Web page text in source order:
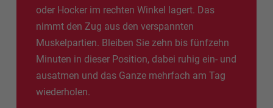
oder Hocker im rechten Winkel lagert. Das
nimmt den Zug aus den verspannten
Muskelpartien. Bleiben Sie zehn bis fünfzehn
Minuten in dieser Position, dabei ruhig ein- und
ausatmen und das Ganze mehrfach am Tag
wiederholen.